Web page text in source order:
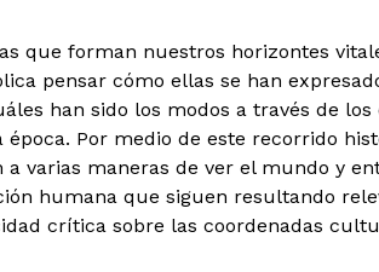
que forman nuestros horizontes
pensar cómo ellas se han
han sido los modos a través de los
Por medio de este recorrido
varias maneras de ver el mundo y
humana que siguen resultando
crítica sobre las coordenadas